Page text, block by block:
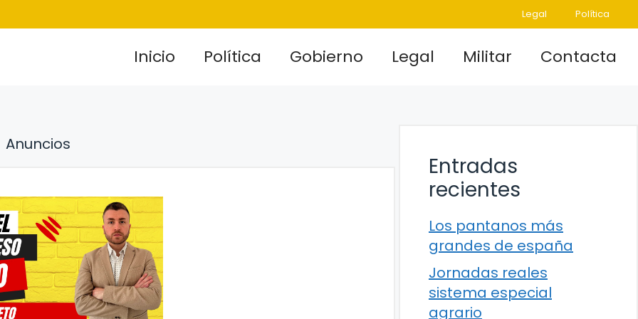
Legal Política
Inicio Política Gobierno Legal Militar Contacta
Anuncios
Entradas
recientes
Los pantanos más
grandes de españa
Jornadas reales
sistema especial
agrario